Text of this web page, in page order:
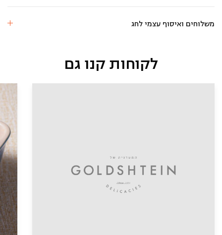
ברוטב
(12יח)
משלוחים ואיסוף עצמי לחג
לקוחות קנו גם